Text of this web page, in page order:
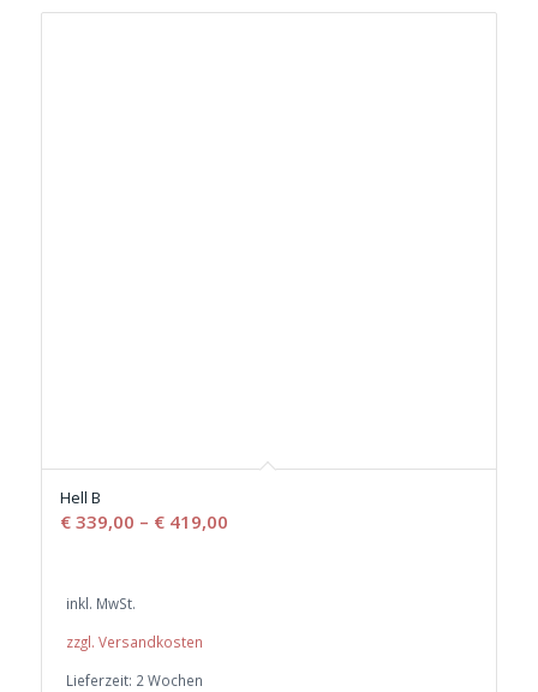
Hell B
€339,00 – €419,00
inkl. MwSt.
zzgl. Versandkosten
Lieferzeit: 2 Wochen